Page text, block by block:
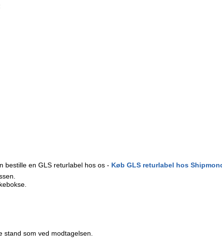
bestille en GLS returlabel hos os - Køb GLS returlabel hos
som ved modtagelsen.